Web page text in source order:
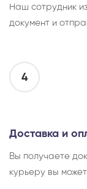
Наш сотрудник
документ и
4
Доставка и
Вы получаете
курьеру вы